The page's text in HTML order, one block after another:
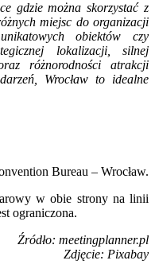
gdzie można skorzystać z
miejsc do organizacji
obiektów czy
lokalizacji, silnej
różnorodności atrakcji
Wrocław to idealne
Bureau – Wrocław.
w obie strony na linii
ograniczona.
Źródło: meetingplanner.pl
Zdjęcie: Pixabay